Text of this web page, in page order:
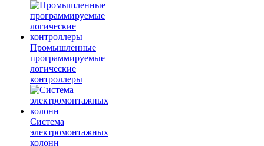
Промышленные
программируемые
логические
контроллеры
Система
электромонтажных
колонн